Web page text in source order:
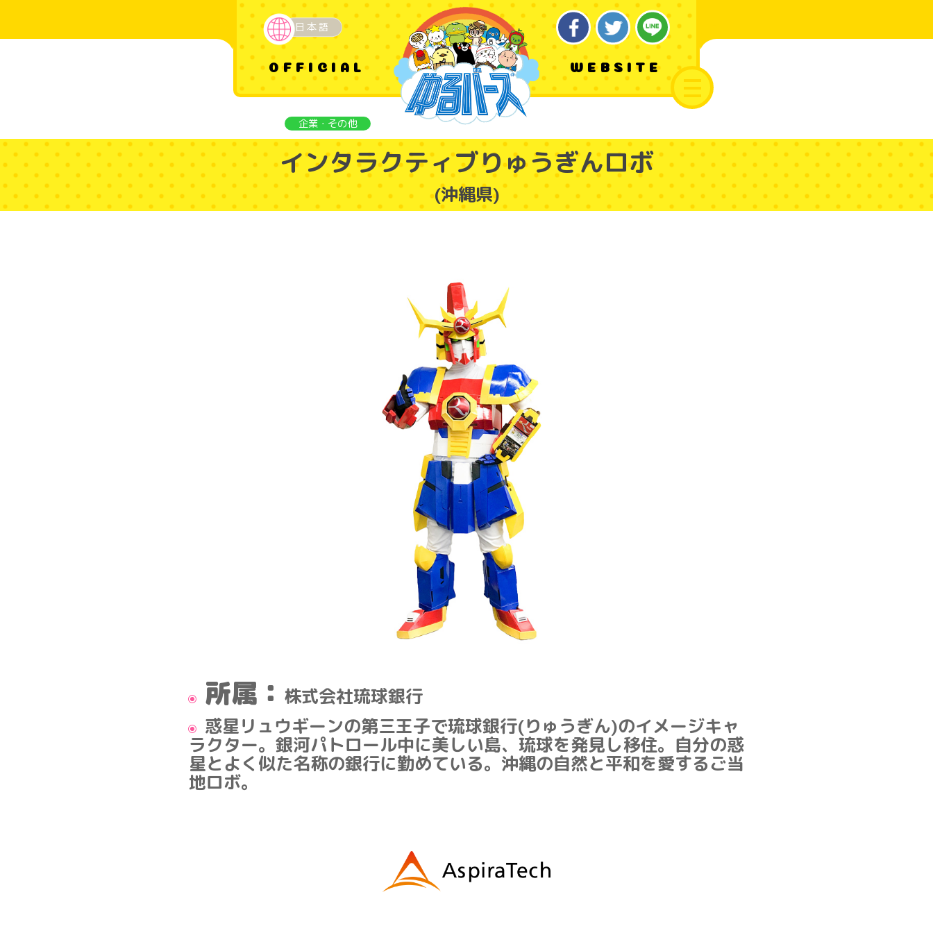
OFFICIAL WEBSITE
日本語
企業・その他
インタラクティブりゅうぎんロボ
(沖縄県)
所属： 株式会社琉球銀行
惑星リュウギーンの第三王子で琉球銀行(りゅうぎん)のイメージキャ
ラクター。銀河パトロール中に美しい島、琉球を発見し移住。自分の惑
星とよく似た名称の銀行に勤めている。沖縄の自然と平和を愛するご当
地ロボ。